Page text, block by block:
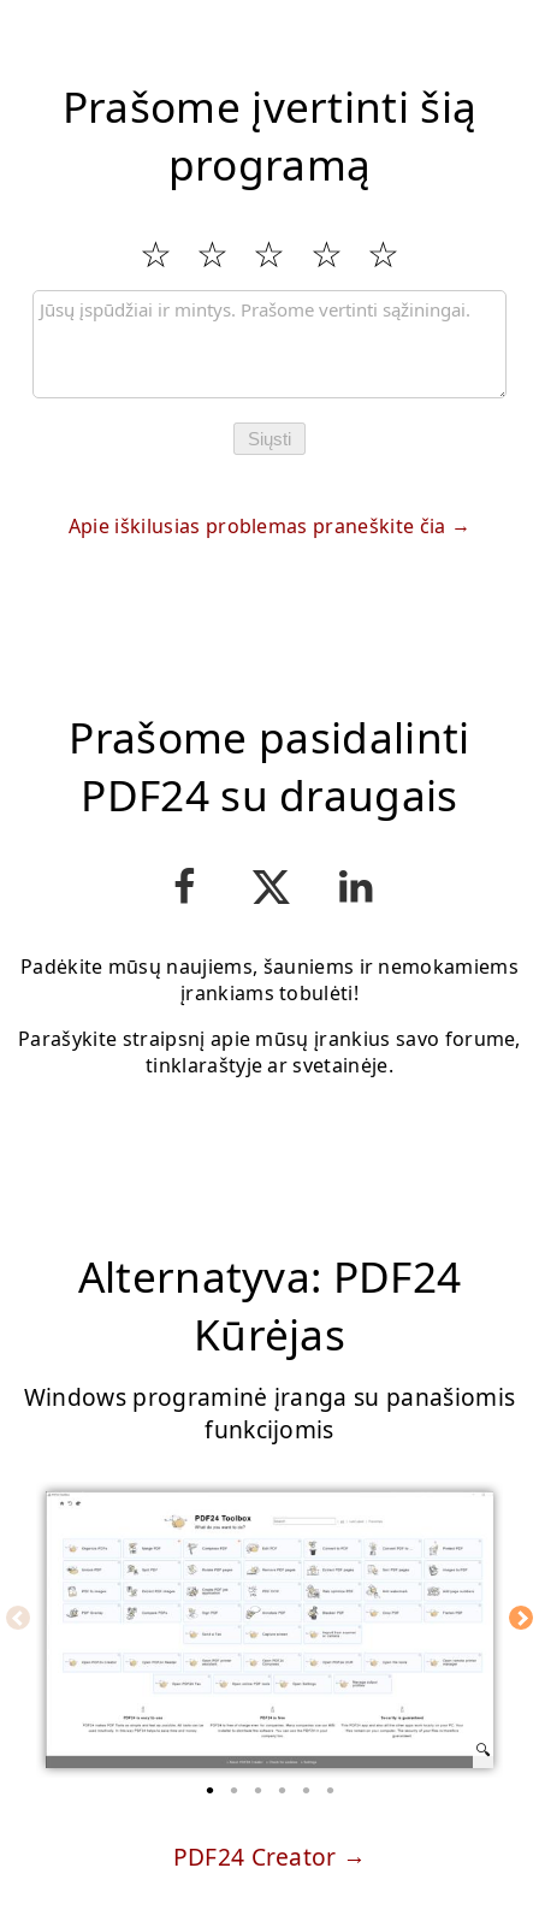
Prašome įvertinti šią
programą
Siųsti
Apie iškilusias problemas praneškite čia
Prašome pasidalinti
PDF24 su draugais
Padėkite mūsų naujiems, šauniems ir nemokamiems
įrankiams tobulėti!
Parašykite straipsnį apie mūsų įrankius savo forume,
tinklaraštyje ar svetainėje.
Alternatyva: PDF24
Kūrėjas
Windows programinė įranga su panašiomis
funkcijomis
PDF24 Creator